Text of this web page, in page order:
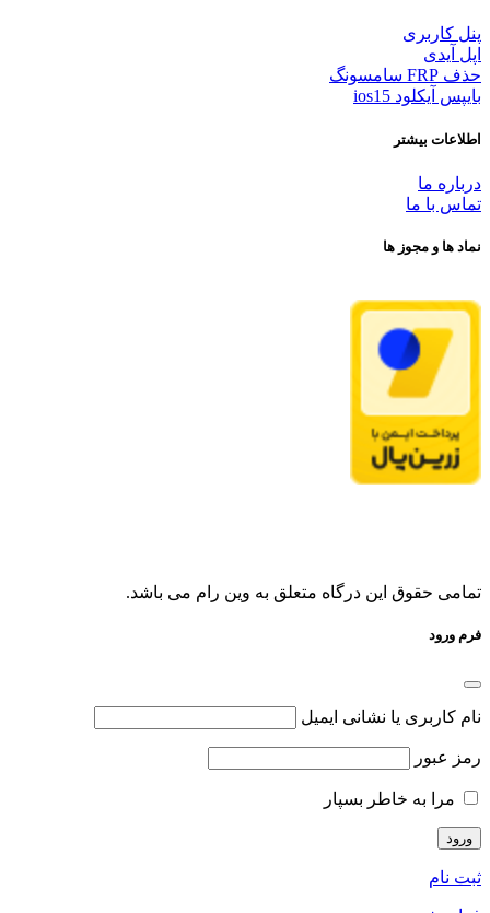
پنل کاربری
اپل آیدی
حذف FRP سامسونگ
بایپس آیکلود ios15
اطلاعات بیشتر
درباره ما
تماس با ما
نماد ها و مجوز ها
تمامی حقوق این درگاه متعلق به وین رام می باشد.
فرم ورود
نام کاربری یا نشانی ایمیل
رمز عبور
مرا به خاطر بسپار
ثبت نام